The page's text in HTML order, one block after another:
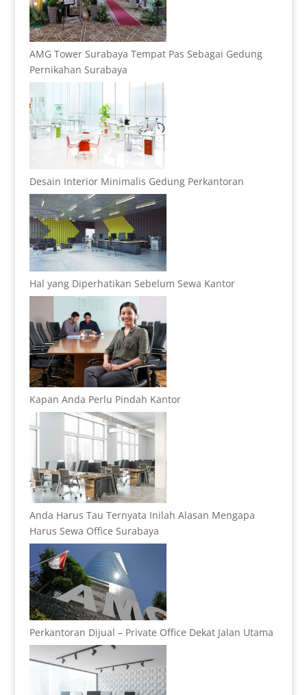
AMG Tower Surabaya Tempat Pas Sebagai Gedung
Pernikahan Surabaya
Desain Interior Minimalis Gedung Perkantoran
Hal yang Diperhatikan Sebelum Sewa Kantor
Kapan Anda Perlu Pindah Kantor
Anda Harus Tau Ternyata Inilah Alasan Mengapa
Harus Sewa Office Surabaya
Perkantoran Dijual – Private Office Dekat Jalan Utama